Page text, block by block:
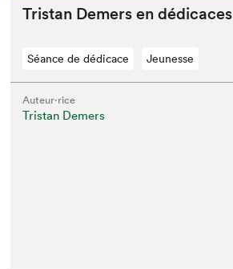
Tris­tan Demers en dédicaces
Séance de dédicace Jeunesse
Auteur·rice
Tristan Demers